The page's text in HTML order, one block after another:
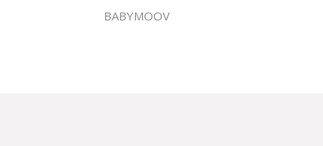
BABYMOOV